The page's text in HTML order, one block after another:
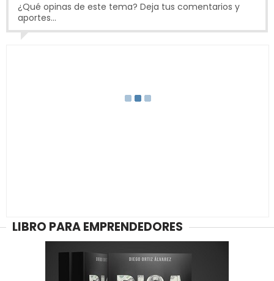
¿Qué opinas de este tema? Deja tus comentarios y
aportes...
LIBRO PARA EMPRENDEDORES